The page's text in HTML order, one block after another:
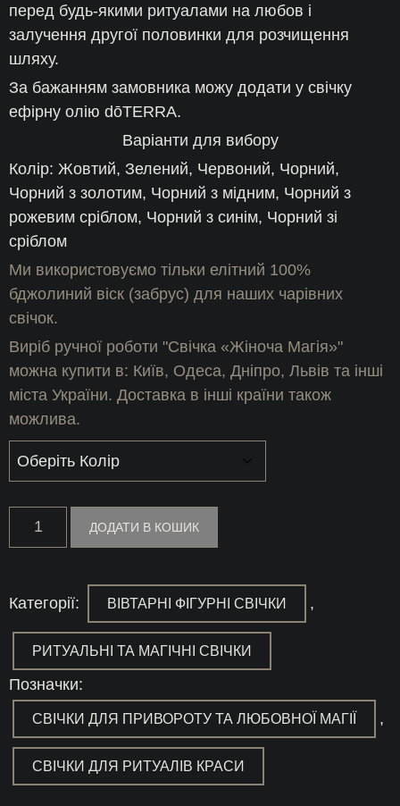
перед будь-якими ритуалами на любов і
залучення другої половинки для розчищення
шляху.
За бажанням замовника можу додати у свічку
ефірну олію dōTERRA.
Варіанти для вибору
Колір: Жовтий, Зелений, Червоний, Чорний,
Чорний з золотим, Чорний з мідним, Чорний з
рожевим сріблом, Чорний з синім, Чорний зі
сріблом
Ми використовуємо тільки елітний 100%
бджолиний віск (забрус) для наших чарівних
свічок.
Виріб ручної роботи "Свічка «Жіноча Магія»"
можна купити в: Київ, Одеса, Дніпро, Львів та інші
міста України. Доставка в інші країни також
можлива.
Свічка
«Жіноча
Магія»
ДОДАТИ В КОШИК
Категорії: ВІВТАРНІ ФІГУРНІ СВІЧКИ ,
РИТУАЛЬНІ ТА МАГІЧНІ СВІЧКИ
Позначки:
СВІЧКИ ДЛЯ ПРИВОРОТУ ТА ЛЮБОВНОЇ МАГІЇ ,
СВІЧКИ ДЛЯ РИТУАЛІВ КРАСИ